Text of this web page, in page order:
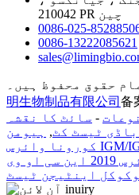
210042 PR چین
0086-025-
0086-13222085621
明生物制品有限公司 备
- سائٹ کا نقشہ
ٹیسٹ کٹ, ہیومن
او وی
اینٹیجن ٹیسٹ